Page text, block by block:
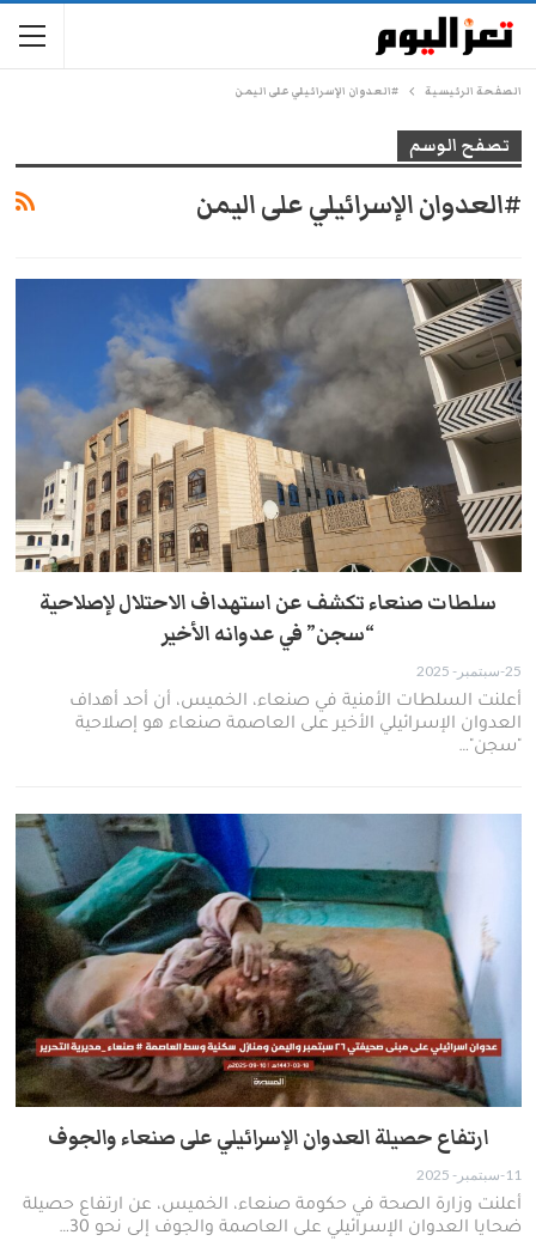
الصفحة الرئيسية #العدوان الإسرائيلي على اليمن
تصفح الوسم
#العدوان الإسرائيلي على اليمن
سلطات صنعاء تكشف عن استهداف الاحتلال لإصلاحية
“سجن” في عدوانه الأخير
25-سبتمبر- 2025
أعلنت السلطات الأمنية في صنعاء، الخميس، أن أحد أهداف
العدوان الإسرائيلي الأخير على العاصمة صنعاء هو إصلاحية
"سجن"…
ارتفاع حصيلة العدوان الإسرائيلي على صنعاء والجوف
11-سبتمبر- 2025
أعلنت وزارة الصحة في حكومة صنعاء، الخميس، عن ارتفاع حصيلة
ضحايا العدوان الإسرائيلي على العاصمة والجوف إلى نحو 30…